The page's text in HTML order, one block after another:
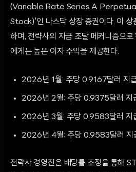
(Variable Rate Series A
Stock)'인 나스닥 상장 증권이다. 이 상
하며, 전략사의 자금 조달 메커니즘으
에게는 높은 이자 수익을 제공한다.
2026년 1월: 주당 0.9167달러 지
2026년 2월: 주당 0.9375달러 지
2026년 3월: 주당 0.9583달러 지
2026년 4월: 주당 0.9583달러 지
전략사 경영진은 배당률 조정을 통해